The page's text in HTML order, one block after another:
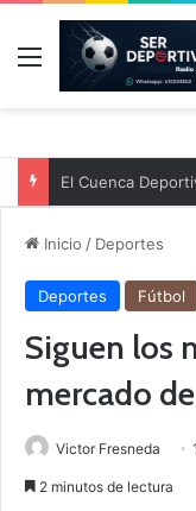
Menú
Inicio / Deportes
Deportes Fútbol
Siguen los
mercado
Victor Fresneda
2 minutos de lectura